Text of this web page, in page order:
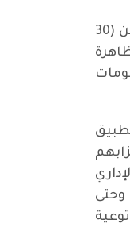
وتطرق الرفيق فهمي، في ندوة جماهيرية، نظمتها محلية الكرخ الاولى للحزب الشيوعي العراقي، في مقهى النخلة، وسط الجامعة، مساء الاثنين (30
وحتى